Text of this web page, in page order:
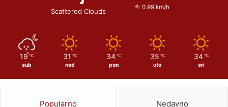
Scattered Clouds
0.99 km/h
19 ℃
sub
31 ℃
ned
34 ℃
pon
35 ℃
uto
34 ℃
sri
Popularno Nedavno